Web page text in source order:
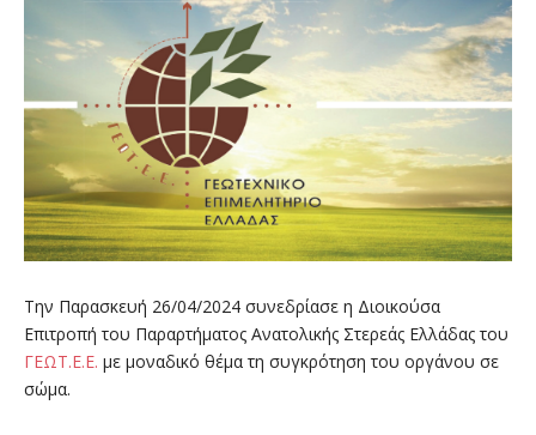
Την Παρασκευή 26/04/2024 συνεδρίασε η Διοικούσα
Επιτροπή του Παραρτήματος Ανατολικής Στερεάς Ελλάδας του
ΓΕΩΤ.Ε.Ε. με μοναδικό θέμα τη συγκρότηση του οργάνου σε
σώμα.